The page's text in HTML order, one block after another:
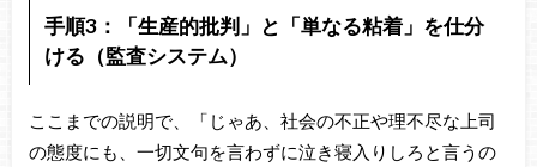
手順3：「生産的批判」と「単なる粘着」を仕分
ける（監査システム）
ここまでの説明で、「じゃあ、社会の不正や理不尽な上司
の態度にも、一切文句を言わずに泣き寝入りしろと言うの